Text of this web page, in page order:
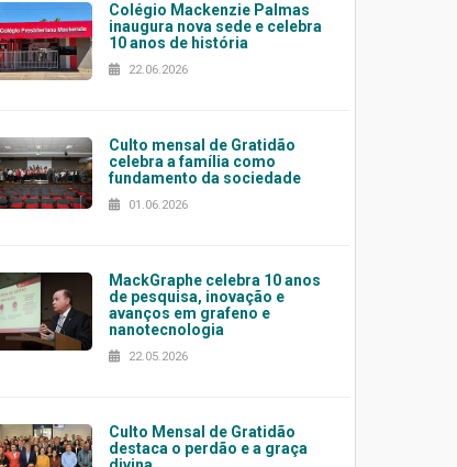
Colégio Mackenzie Palmas
inaugura nova sede e celebra
10 anos de história
22.06.2026
Culto mensal de Gratidão
celebra a família como
fundamento da sociedade
01.06.2026
MackGraphe celebra 10 anos
de pesquisa, inovação e
avanços em grafeno e
nanotecnologia
22.05.2026
Culto Mensal de Gratidão
destaca o perdão e a graça